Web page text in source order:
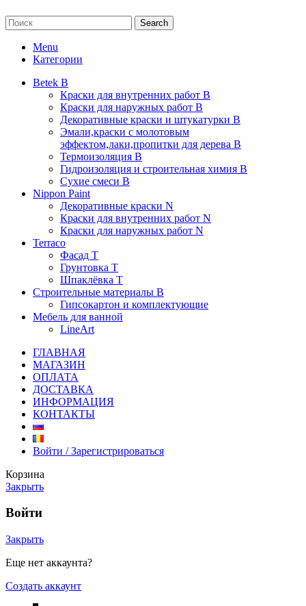
Search
Menu
Категории
Betek B
Краски для внутренних работ B
Краски для наружных работ B
Декоративные краски и штукатурки В
Эмали,краски с молотовым
эффектом,лаки,пропитки для дерева В
Термоизоляция В
Гидроизоляция и строительная химия В
Сухие смеси B
Nippon Paint
Декоративные краски N
Краски для внутренних работ N
Краски для наружных работ N
Terraco
Фасад Т
Грунтовка T
Шпаклёвка T
Строительные материалы В
Гипсокартон и комплектующие
Мебель для ванной
LineArt
ГЛАВНАЯ
МАГАЗИН
ОПЛАТА
ДОСТАВКА
ИНФОРМАЦИЯ
КОНТАКТЫ
Войти / Зарегистрироваться
Корзина
Закрыть
Войти
Закрыть
Еще нет аккаунта?
Создать аккаунт